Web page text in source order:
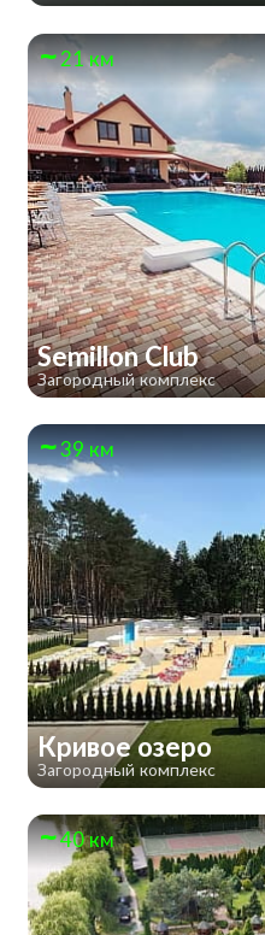
21 км
Semillon Club
Загородный комплекс
39 км
Кривое озеро
Загородный комплекс
40 км